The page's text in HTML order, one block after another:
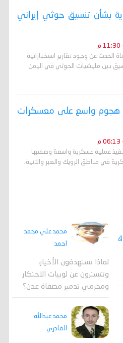
بشأن تنسيق حوثي إيراني
عن وجود تقارير استخباراتية
بين مليشيات الحوثي في اليمن
هجوم واسع على معسكرات
عملية عسكرية واسعة وصفتها
في مناطق الرويك والعبر والثنية،
محمد علي محمد
احمد
لماذا تستهدفون الأخيار،
وتتسترون عن لوبيات الاحتكار
ومجرمي تدمير مصفاة عدن؟
محمد عبدالله
القادري